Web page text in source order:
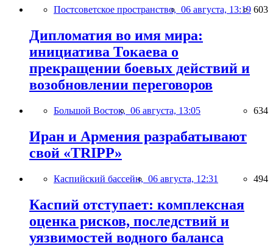
Постсоветское пространство, 06 августа, 13:19 603
Дипломатия во имя мира:
инициатива Токаева о
прекращении боевых действий и
возобновлении переговоров
Большой Восток, 06 августа, 13:05 634
Иран и Армения разрабатывают
свой «TRIPP»
Каспийский бассейн, 06 августа, 12:31 494
Каспий отступает: комплексная
оценка рисков, последствий и
уязвимостей водного баланса